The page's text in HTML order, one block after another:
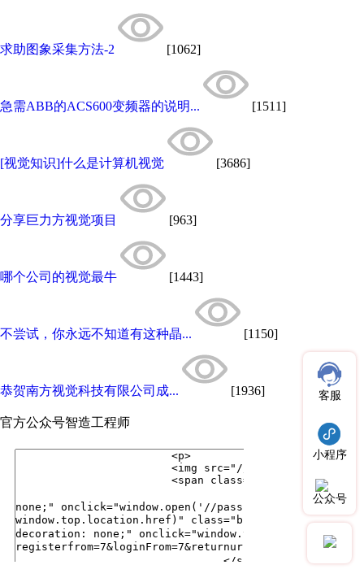
求助图象采集方法-2 [1062]
急需ABB的ACS600变频器的说明... [1511]
[视觉知识]什么是计算机视觉 [3686]
分享巨力方视觉项目 [963]
哪个公司的视觉最牛 [1443]
不尝试，你永远不知道有这种晶... [1150]
恭贺南方视觉科技有限公司成... [1936]
官方公众号智造工程师
客服
小程序
公众号